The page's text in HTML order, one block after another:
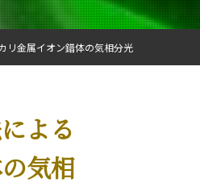
よる
気相
リ金属イオン錯体の気相分光